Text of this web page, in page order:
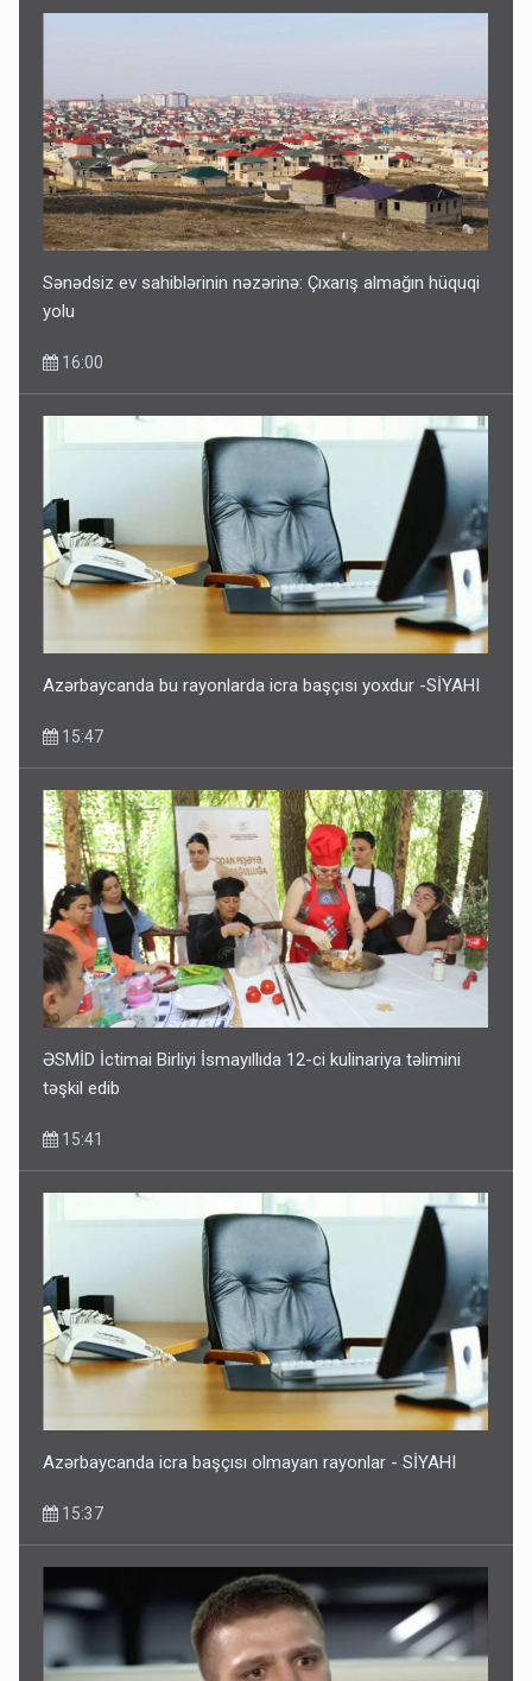
Sənədsiz ev sahiblərinin nəzərinə: Çıxarış almağın hüquqi
yolu
16:00
Azərbaycanda bu rayonlarda icra başçısı yoxdur -SİYAHI
15:47
ƏSMİD İctimai Birliyi İsmayıllıda 12-ci kulinariya təlimini
təşkil edib
15:41
Azərbaycanda icra başçısı olmayan rayonlar - SİYAHI
15:37